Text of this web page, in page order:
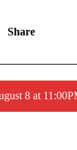
Share
8 at